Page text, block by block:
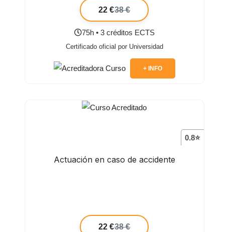
22 €38 €
75h • 3 créditos ECTS
Certificado oficial por Universidad
+ INFO
0.8⭐
Actuación en caso de accidente
22 €38 €